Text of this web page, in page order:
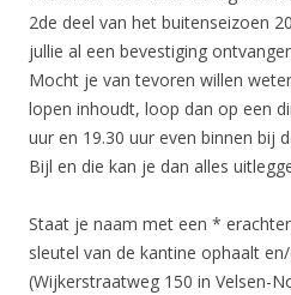
2de deel van het buitenseizoen
jullie al een bevestiging
Mocht je van tevoren willen
lopen inhoudt, loop dan op een
uur en 19.30 uur even binnen bij
Bijl en die kan je dan alles
Staat je naam met een *
sleutel van de kantine ophaalt
(Wijkerstraatweg 150 in Velsen-